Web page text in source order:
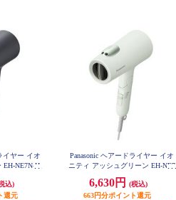
イヤー イオ
EH-NE7N-H
込)
還元
Panasonic ヘアードライヤー イオ
ニティ アッシュグリーン EH-NE7
6,630円
(税込)
663円分ポイント還元